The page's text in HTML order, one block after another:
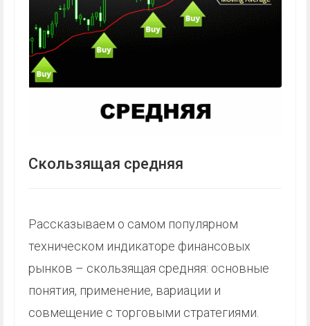
Скользящая средняя
Рассказываем о самом популярном
техническом индикаторе финансовых
рынков – скользящая средняя: основные
понятия, применение, вариации и
совмещение с торговыми стратегиями.